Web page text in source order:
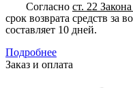
Согласно ст. 22
срок возврата средств за
составляет 10 дней.
Подробнее
Заказ и оплата